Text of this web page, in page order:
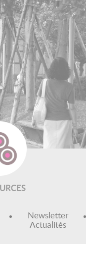
Newsletter
Actualités